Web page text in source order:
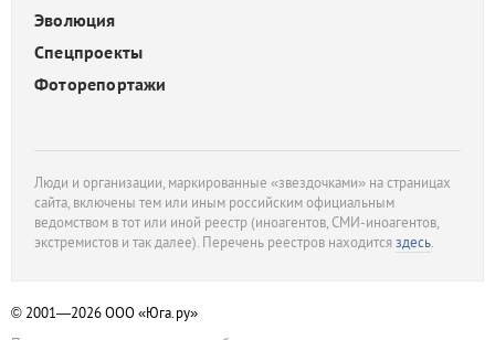
Эволюция
Спецпроекты
Фоторепортажи
Люди и организации, маркированные «звездочками» на страницах
сайта, включены тем или иным российским официальным
ведомством в тот или иной реестр (иноагентов, СМИ-иноагентов,
экстремистов и так далее). Перечень реестров находитсяздесь.
© 2001—2026ООО «Юга.ру»